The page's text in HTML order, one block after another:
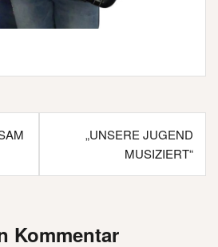
„UNSERE JUGEND
MUSIZIERT“
Kommentar